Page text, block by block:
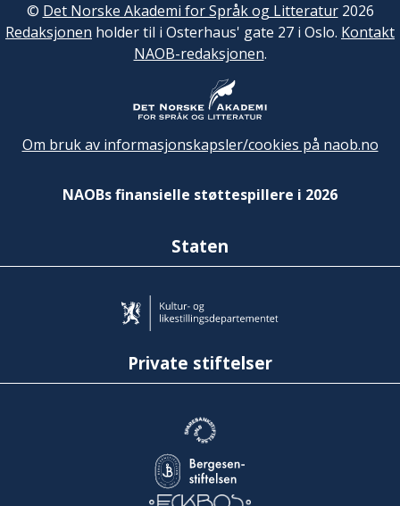
© Det Norske Akademi for Språk og Litteratur2026
Redaksjonen holder til i Osterhaus' gate 27 i Oslo. Kontakt
NAOB-redaksjonen.
Om bruk av informasjonskapsler/cookies på naob.no
NAOBs finansielle støttespillere i 2026
Staten
Private stiftelser